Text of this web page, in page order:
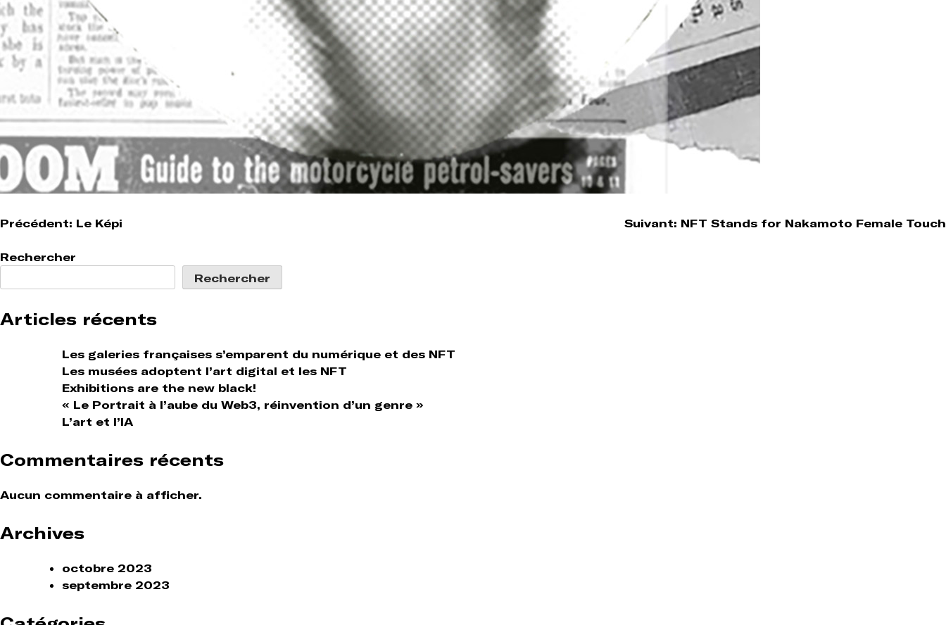
Navigation
de
Précédent: Le Képi Suivant: NFT Stands for Nakamoto Female Touch
Rechercher
Rechercher
Articles récents
Les galeries françaises s’emparent du numérique et des NFT
Les musées adoptent l’art digital et les NFT
Exhibitions are the new black!
« Le Portrait à l’aube du Web3, réinvention d’un genre »
L’art et l’IA
Commentaires récents
Aucun commentaire à afficher.
Archives
octobre 2023
septembre 2023